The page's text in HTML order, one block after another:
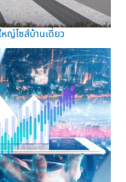
ญ่ไซส์บ้านเดี่ยว